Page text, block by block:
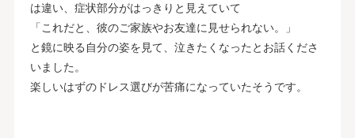
は違い、症状部分がはっきりと見えていて
「これだと、彼のご家族やお友達に見せられない。」
と鏡に映る自分の姿を見て、泣きたくなったとお話くださ
いました。
楽しいはずのドレス選びが苦痛になっていたそうです。